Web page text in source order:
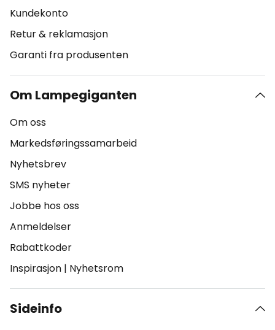
Kundekonto
Retur & reklamasjon
Garanti fra produsenten
Om Lampegiganten
Om oss
Markedsføringssamarbeid
Nyhetsbrev
SMS nyheter
Jobbe hos oss
Anmeldelser
Rabattkoder
Inspirasjon | Nyhetsrom
Sideinfo